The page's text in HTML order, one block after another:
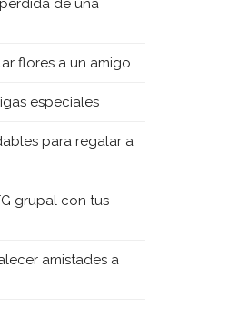
de una
flores a un amigo
especiales
para regalar a
grupal con tus
amistades a